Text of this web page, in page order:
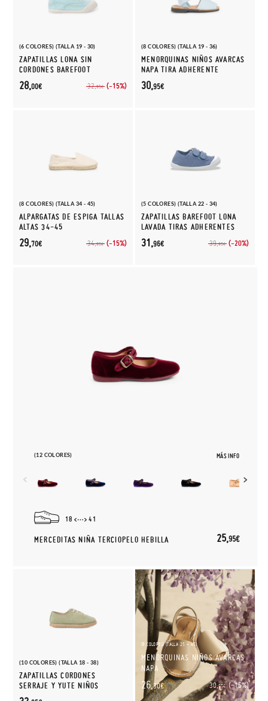
(6 COLORES) (TALLA 19 - 30)
ZAPATILLAS LONA SIN
CORDONES BAREFOOT
32,95€ (-15%)
28,00€
(8 COLORES) (TALLA 19 - 36)
MENORQUINAS NIÑOS AVARCAS
NAPA TIRA ADHERENTE
30,95€
(8 COLORES) (TALLA 34 - 45)
ALPARGATAS DE ESPIGA TALLAS
ALTAS 34-45
34,95€ (-15%)
29,70€
(5 COLORES) (TALLA 22 - 34)
ZAPATILLAS BAREFOOT LONA
LAVADA TIRAS ADHERENTES
39,95€ (-20%)
31,96€
(12 COLORES) MÁS INFO
18 41
MERCEDITAS NIÑA TERCIOPELO HEBILLA 25,95€
(10 COLORES) (TALLA 18 - 38)
ZAPATILLAS CORDONES
SERRAJE Y YUTE NIÑOS
(9 COLORES) (TALLA 25 - 45)
MENORQUINAS NIÑOS AVARCAS
NAPA
30,95€ (-15%)
26,30€